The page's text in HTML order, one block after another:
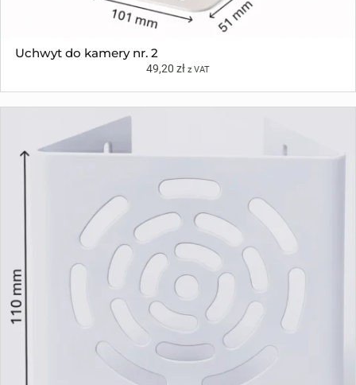
Uchwyt do kamery nr. 2
49,20 zł z VAT